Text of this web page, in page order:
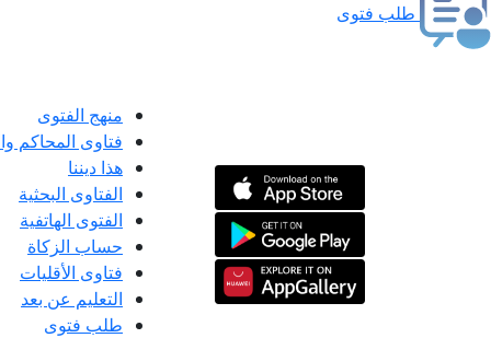
طلب فتوى
منهج الفتوى
فتاوى المحاكم
هذا ديننا
الفتاوى البحثية
الفتوى الهاتفية
حساب الزكاة
فتاوى الأقليات
التعليم عن بعد
طلب فتوى